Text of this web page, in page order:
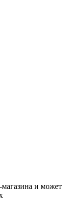
магазина и может